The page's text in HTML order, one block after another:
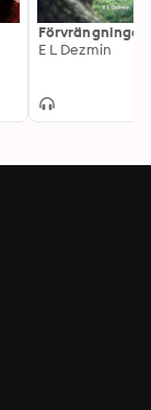
Förvrängningar
E L Dezmin